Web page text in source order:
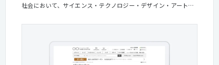
社会において、サイエンス・テクノロジー・デザイン・アートな
ることによって、もしくは、創るプロセスを通して、ものごとの
分野をもつ幅広いメンバーが力を出し合うことで、一人ではつく
ることのできないものをつくってきました。 誰にでも、得意なこ